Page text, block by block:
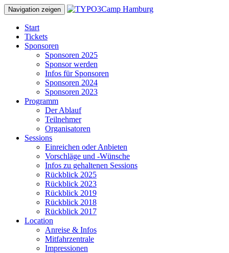
Navigation zeigen
Start
Tickets
Sponsoren
Sponsoren 2025
Sponsor werden
Infos für Sponsoren
Sponsoren 2024
Sponsoren 2023
Programm
Der Ablauf
Teilnehmer
Organisatoren
Sessions
Einreichen oder Anbieten
Vorschläge und -Wünsche
Infos zu gehaltenen Sessions
Rückblick 2025
Rückblick 2023
Rückblick 2019
Rückblick 2018
Rückblick 2017
Location
Anreise & Infos
Mitfahrzentrale
Impressionen